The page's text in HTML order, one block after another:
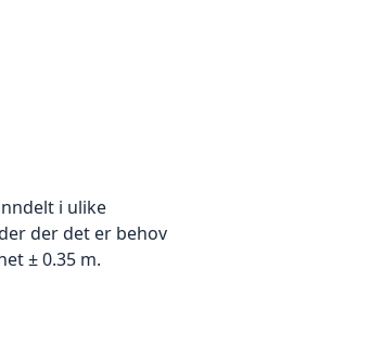
i ulike
der det er behov
± 0.35 m.